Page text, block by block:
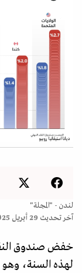
ديانا استيفانيا روبيو
لندن - "المجلة"
آخر تحديث 29 أبريل 2025
خفض صندوق النقد
لهذه السنة، وهو